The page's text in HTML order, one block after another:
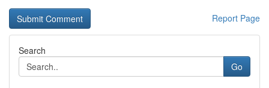
Report Page
Search
Go